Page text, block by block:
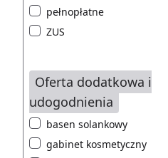
pełnopłatne
ZUS
Oferta dodatkowa i
udogodnienia
basen solankowy
gabinet kosmetyczny